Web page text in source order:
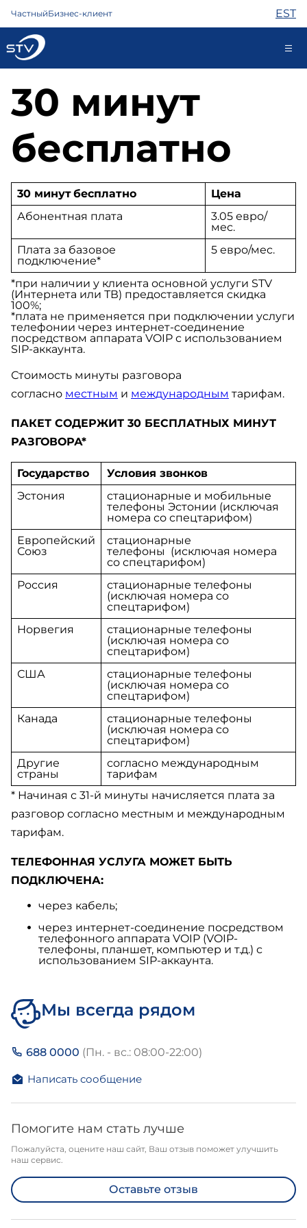
ЧастныйБизнес-клиент EST
kontakt@stv.ee
Самообслуживание
ТВ
Телефон
Охрана
Помощь
Магазин
Контакты
Новости
30 минут
бесплатно
30 минут бесплатно
Цена
Абонентная плата
3.05 евро/
мес.
Плата за базовое
подключение*
5 евро/мес.
*при наличии у клиента основной услуги STV
(Интернета или ТВ) предоставляется скидка
100%;
*плата не применяется при подключении услуги
телефонии через интернет-соединение
посредством аппарата VOIP с использованием
SIP-аккаунта.
Стоимость минуты разговора
согласно местным и международным тарифам.
ПАКЕТ СОДЕРЖИТ 30 БЕСПЛАТНЫХ МИНУТ
РАЗГОВОРА*
Государство
Условия звонков
Эстония
стационарные и мобильные
телефоны Эстонии (исключая
номера со спецтарифом)
Европейский
Союз
стационарные
телефоны (исключая номера
со спецтарифом)
Россия
стационарные телефоны
(исключая номера со
спецтарифом)
Норвегия
стационарные телефоны
(исключая номера со
спецтарифом)
США
стационарные телефоны
(исключая номера со
спецтарифом)
Канада
стационарные телефоны
(исключая номера со
спецтарифом)
Другие
страны
согласно международным
тарифам
* Начиная с 31-й минуты начисляется плата за
разговор согласно местным и международным
тарифам.
ТЕЛЕФОННАЯ УСЛУГА МОЖЕТ БЫТЬ
ПОДКЛЮЧЕНА:
через кабель;
через интернет-соединение посредством
телефонного аппарата VOIP (VOIP-
телефоны, планшет, компьютер и т.д.) с
использованием SIP-аккаунта.
Мы всегда рядом
688 0000 (Пн. - вс.: 08:00-22:00)
Написать сообщение
Помогите нам стать лучше
Пожалуйста, оцените наш сайт, Ваш отзыв поможет улучшить
наш сервис.
Оставьте отзыв